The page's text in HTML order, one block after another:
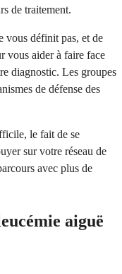
de traitement.
définit pas, et de
vous aider à faire face
diagnostic. Les groupes
de défense des
le fait de se
sur votre réseau de
avec plus de
aiguë